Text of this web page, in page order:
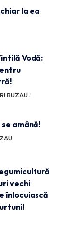
la ea
Vodă:
BUZAU
amână!
vechi
înlocuiască